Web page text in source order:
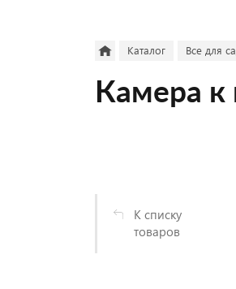
Каталог Все для
Камера
К списку
товаров